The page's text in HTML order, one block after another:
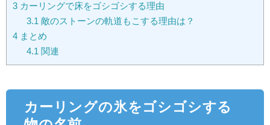
3 カーリングで床をゴシゴシする理由
3.1 敵のストーンの軌道もこする理由は？
4 まとめ
4.1 関連
カーリングの氷をゴシゴシする